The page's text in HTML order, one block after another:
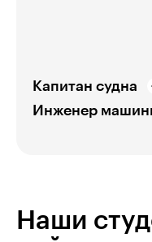
Капитан судна
Инженер
Наши